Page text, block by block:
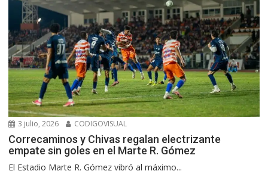
3 julio, 2026 CODIGOVISUAL
Correcaminos y Chivas regalan electrizante
empate sin goles en el Marte R. Gómez
El Estadio Marte R. Gómez vibró al máximo...